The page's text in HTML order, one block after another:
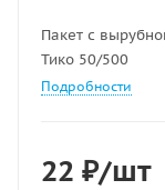
Пакет с
Тико 50/500
Подробности
22 ₽/шт